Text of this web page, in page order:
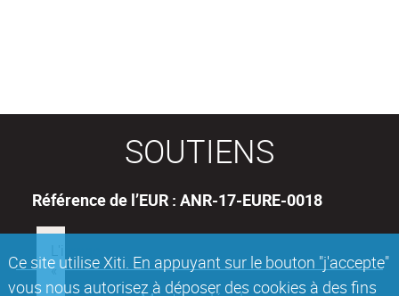
Ce site utilise Xiti. En appuyant sur le bouton "j'accepte"
vous nous autorisez à déposer des cookies à des fins
SOUTIENS
Référence de l’EUR : ANR-17-EURE-0018